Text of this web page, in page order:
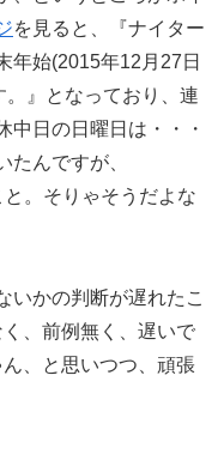
を見ると、『ナイター
年始(2015年12月27日
。』となっており、連
中日の日曜日は・・・
たんですが、
。そりゃそうだよな
いかの判断が遅れたこ
、前例無く、遅いで
、と思いつつ、頑張